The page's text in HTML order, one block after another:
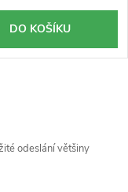
DO KOŠÍKU
odeslání většiny